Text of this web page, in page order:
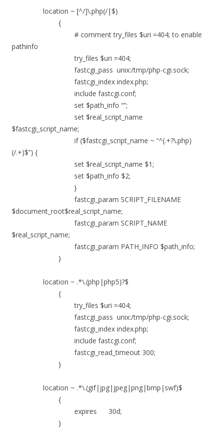
location ~ [^/]\.php(/|$)
{
# comment try_files $uri =404; to enable
pathinfo
try_files $uri =404;
fastcgi_pass unix:/tmp/php-cgi.sock;
fastcgi_index index.php;
include fastcgi.conf;
set $path_info “”;
set $real_script_name
$fastcgi_script_name;
if ($fastcgi_script_name ~ “^(.+?\.php)
(/.+)$”) {
set $real_script_name $1;
set $path_info $2;
}
fastcgi_param SCRIPT_FILENAME
$document_root$real_script_name;
fastcgi_param SCRIPT_NAME
$real_script_name;
fastcgi_param PATH_INFO $path_info;
}
location ~ .*\.(php|php5)?$
{
try_files $uri =404;
fastcgi_pass unix:/tmp/php-cgi.sock;
fastcgi_index index.php;
include fastcgi.conf;
fastcgi_read_timeout 300;
}
location ~ .*\.(gif|jpg|jpeg|png|bmp|swf)$
{
expires 30d;
}